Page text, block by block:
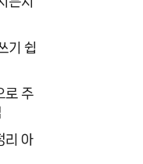
기 쉽
로 주
리 아